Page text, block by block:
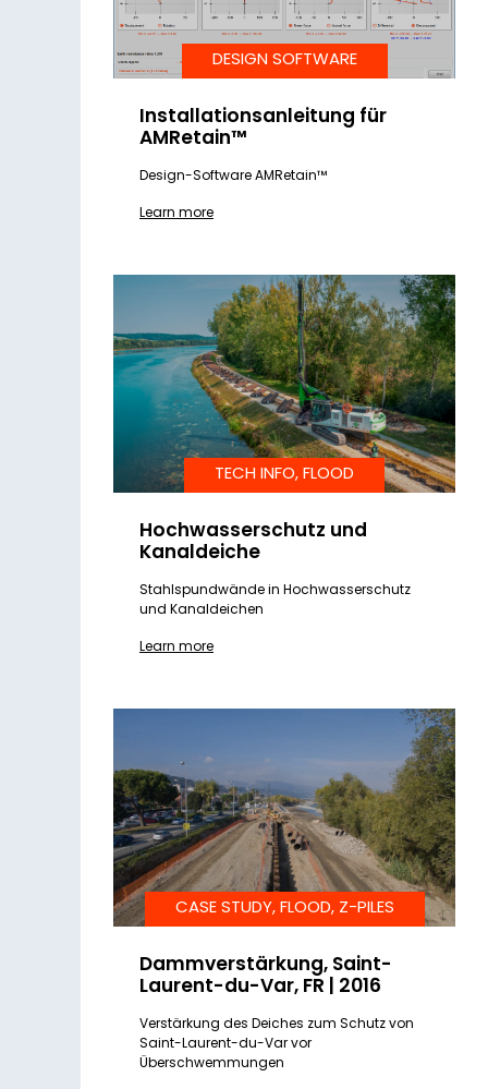
DESIGN SOFTWARE
Installationsanleitung für
AMRetain™
Design-Software AMRetain™
Learn more
TECH INFO, FLOOD
Hochwasserschutz und
Kanaldeiche
Stahlspundwände in Hochwasserschutz
und Kanaldeichen
Learn more
CASE STUDY, FLOOD, Z-PILES
Dammverstärkung, Saint-
Laurent-du-Var, FR | 2016
Verstärkung des Deiches zum Schutz von
Saint-Laurent-du-Var vor
Überschwemmungen